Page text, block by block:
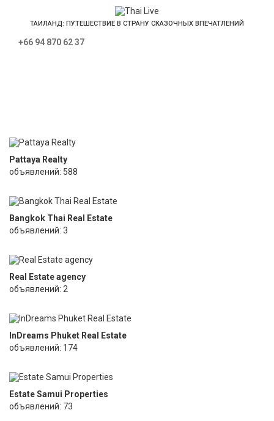
ТАИЛАНД: ПУТЕШЕСТВИЕ В СТРАНУ СКАЗОЧНЫХ ВПЕЧАТЛЕНИЙ
+66 94 870 62 37
Pattaya Realty
объявлений: 588
Bangkok Thai Real Estate
объявлений: 3
Real Estate agency
объявлений: 2
InDreams Phuket Real Estate
объявлений: 174
Estate Samui Properties
объявлений: 73